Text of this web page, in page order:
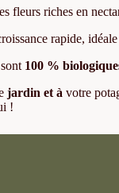
fleurs riches en
rapide,
100 %
jardin et à votre
!